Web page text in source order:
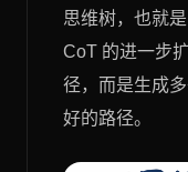
思维树，也就
CoT 的进一步
径，而是生成
好的路径。